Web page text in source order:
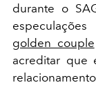
durante o
golden couple
acreditar que